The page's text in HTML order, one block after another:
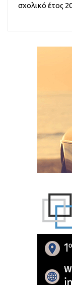
σχολικό έτος